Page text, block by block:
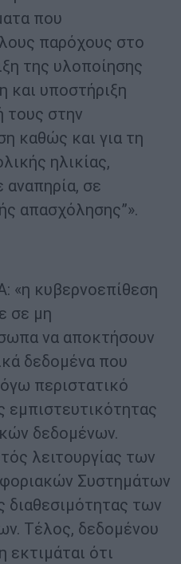
που
παρόχους στο
της υλοποίησης
και υποστήριξη
τους στην
καθώς και για τη
ηλικίας,
σε
απασχόλησης”».
«η κυβερνοεπίθεση
σε μη
να αποκτήσουν
δεδομένα που
περιστατικό
εμπιστευτικότητας
δεδομένων.
λειτουργίας των
Συστημάτων
διαθεσιμότητας των
Τέλος, δεδομένου
ότι